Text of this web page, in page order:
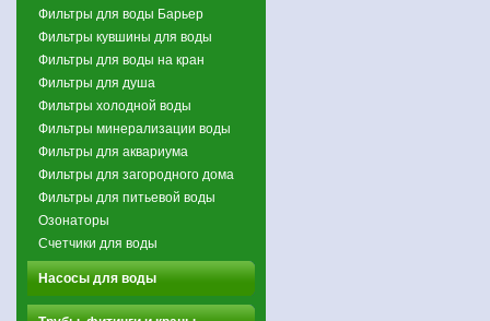
Фильтры для воды Барьер
Фильтры кувшины для воды
Фильтры для воды на кран
Фильтры для душа
Фильтры холодной воды
Фильтры минерализации воды
Фильтры для аквариума
Фильтры для загородного дома
Фильтры для питьевой воды
Озонаторы
Счетчики для воды
Насосы для воды